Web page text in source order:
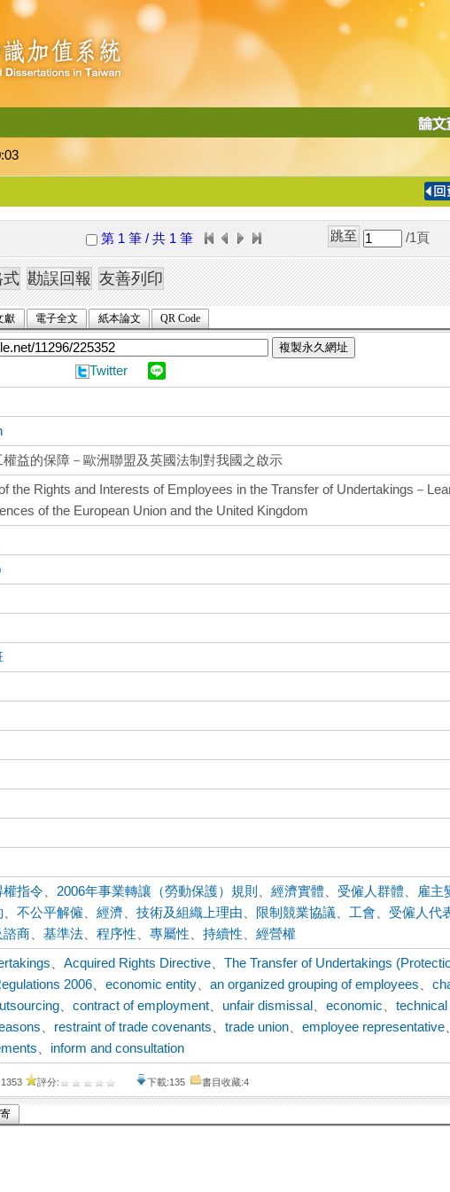
導
第 1 筆 / 共 1 筆 /1 頁
獻 電子全文 紙本論文 QR Code
複製永久網址
Twitter
益的保障－歐洲聯盟及英國法制對我國之啟示
the Rights and Interests of Employees in the Transfer of Undertakings－
of the European Union and the United Kingdom
權指令 2006年事業轉讓（勞動保護）規則 、經濟實體 受僱人群體 雇主
、不公平解僱 、經濟 、技術及組織上理由 限制競業協議 工會 受僱人代
諮商 、基準法 、程序性 、專屬性 、持續性 、經營權
、Acquired Rights Directive 、The Transfer of Undertakings
2006 、economic entity 、an organized grouping of employees 、
、contract of employment unfair dismissal 、economic 、technical
restraint of trade covenants 、trade union 、employee representative
inform and consultation
評分: 下載:135 書目收藏:4